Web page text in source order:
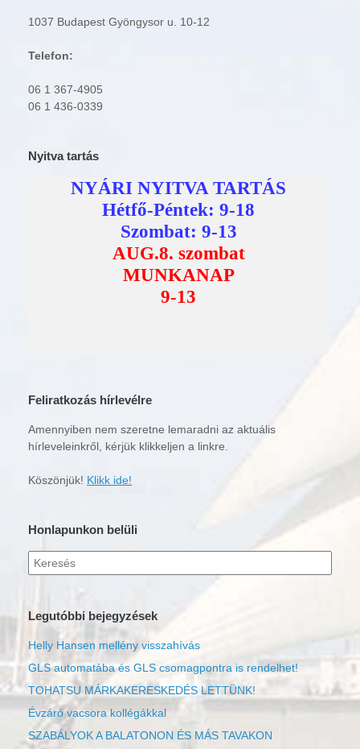
1037 Budapest Gyöngysor u. 10-12
Telefon:
06 1 367-4905
06 1 436-0339
Nyitva tartás
Feliratkozás hírlevélre
Amennyiben nem szeretne lemaradni az aktuális
hírleveleinkről, kérjük klikkeljen a linkre.
Köszönjük! Klikk ide!
Honlapunkon belüli
Keresés
erre:
Legutóbbi bejegyzések
Helly Hansen mellény visszahívás
GLS automatába és GLS csomagpontra is rendelhet!
TOHATSU MÁRKAKERESKEDÉS LETTÜNK!
Évzáró vacsora kollégákkal
SZABÁLYOK A BALATONON ÉS MÁS TAVAKON